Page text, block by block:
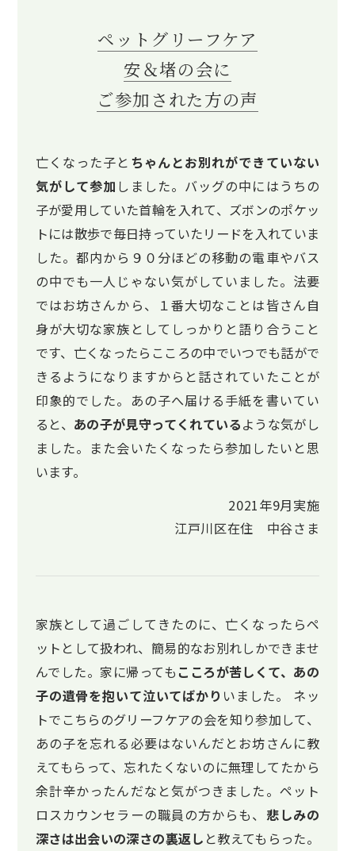
ペットグリーフケア
安＆堵の会に
ご参加された方の声
亡くなった子と ちゃんとお別れができていない
気がして参加 しました。バッグの中にはうちの
子が愛用していた首輪を入れて、ズボンのポケッ
トには散歩で毎日持っていたリードを入れていま
した。都内から９０分ほどの移動の電車やバス
の中でも一人じゃない気がしていました。法要
ではお坊さんから、１番大切なことは皆さん自
身が大切な家族としてしっかりと語り合うこと
です、亡くなったらこころの中でいつでも話がで
きるようになりますからと話されていたことが
印象的でした。あの子へ届ける手紙を書いてい
ると、 あの子が見守ってくれているような気がし
ました。また会いたくなったら参加したいと思
います。
2021年9月実施
江戸川区在住 中谷さま
家族として過ごしてきたのに、亡くなったらペ
ットとして扱われ、簡易的なお別れしかできませ
んでした。家に帰ってもこころが苦しくて、あの
子の遺骨を抱いて泣いてばかり いました。 ネッ
トでこちらのグリーフケアの会を知り参加して、
あの子を忘れる必要はないんだとお坊さんに教
えてもらって、忘れたくないのに無理してたから
余計辛かったんだなと気がつきました。ペット
ロスカウンセラーの職員の方からも、 悲しみの
深さは出会いの深さの裏返し と教えてもらった。